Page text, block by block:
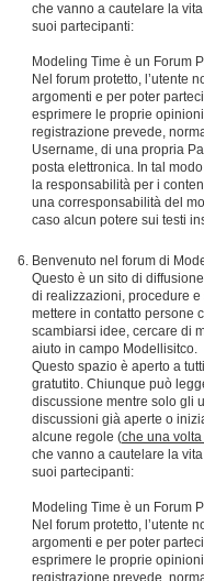
che vanno a cautelare la
suoi partecipanti:
Modeling Time è un Forum
Nel forum protetto, l’utente
argomenti e per poter
esprimere le proprie
registrazione prevede,
Username, di una propria
posta elettronica. In tal
la responsabilità per i
una corresponsabilità del
caso alcun potere sui testi
Benvenuto nel forum di
Questo è un sito di
di realizzazioni, procedure
mettere in contatto persone
scambiarsi idee, cercare di
aiuto in campo Modellisitco.
Questo spazio è aperto a
gratutito. Chiunque può
discussione mentre solo gli
discussioni già aperte o
alcune regole (che una
che vanno a cautelare la
suoi partecipanti:
Modeling Time è un Forum
Nel forum protetto, l’utente
argomenti e per poter
esprimere le proprie
registrazione prevede,